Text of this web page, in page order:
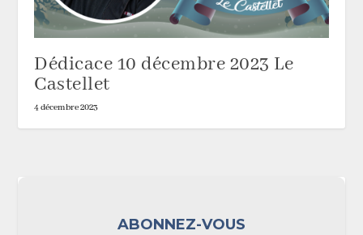
Dédicace 10 décembre 2023 Le
Castellet
4 décembre 2023
ABONNEZ-VOUS